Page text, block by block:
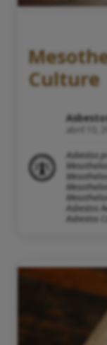
Culture
abril 10,
Asbestos
Asbestos
Asbestos